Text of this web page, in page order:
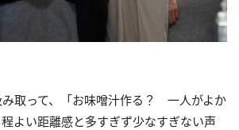
取って、「お味噌汁作る？ 一人がよか
よい距離感と多すぎず少なすぎない声